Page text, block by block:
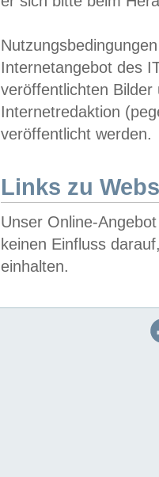
Internetangebot des
veröffentlichten
Internetredaktion
veröffentlicht werden.
Links zu
Unser Online-
keinen Einfluss
einhalten.